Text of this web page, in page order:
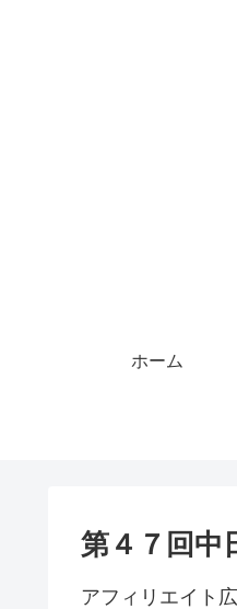
ホーム
第４７回中
アフィリエイト